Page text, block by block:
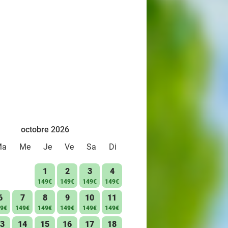
octobre 2026
Me Je Ve Sa Di
1
149€
2
149€
3
149€
4
149€
7
149€
8
149€
9
149€
10
149€
11
149€
14 15 16 17 18